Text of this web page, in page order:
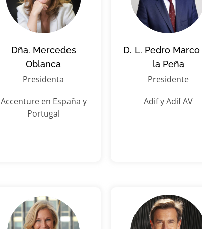
Dña. Mercedes
Oblanca
Presidenta
Accenture en España y
Portugal
D. L. Pedro
la Peña
Presidente
Adif y Adif AV